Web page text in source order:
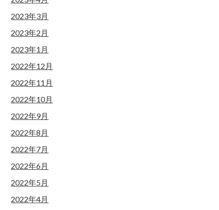
2023年3月
2023年2月
2023年1月
2022年12月
2022年11月
2022年10月
2022年9月
2022年8月
2022年7月
2022年6月
2022年5月
2022年4月